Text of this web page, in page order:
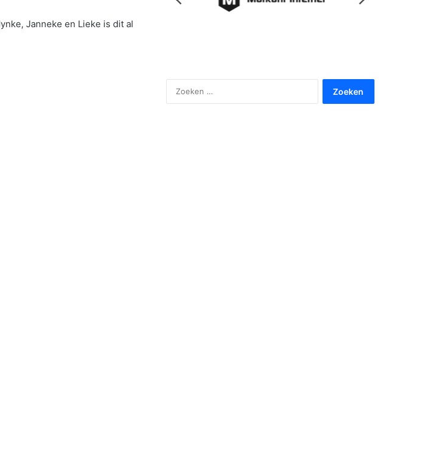
Janneke en Lieke is dit al
naar: